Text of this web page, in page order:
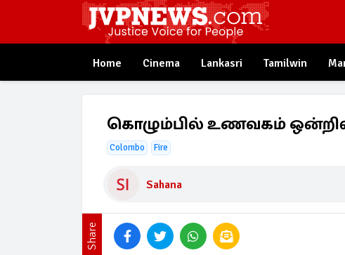
Home Cinema Lankasri Tamilwin
கொழும்பில் உணவகம் ஒன்றில்
Colombo Fire
Sahana
Share